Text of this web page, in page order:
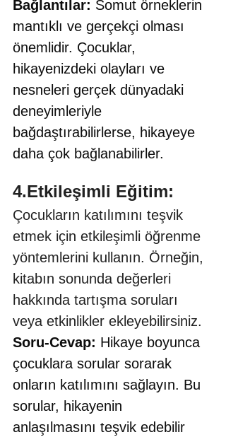
Bağlantılar: Somut örneklerin
mantıklı ve gerçekçi olması
önemlidir. Çocuklar,
hikayenizdeki olayları ve
nesneleri gerçek dünyadaki
deneyimleriyle
bağdaştırabilirlerse, hikayeye
daha çok bağlanabilirler.
4.Etkileşimli Eğitim:
Çocukların katılımını teşvik
etmek için etkileşimli öğrenme
yöntemlerini kullanın. Örneğin,
kitabın sonunda değerleri
hakkında tartışma soruları
veya etkinlikler ekleyebilirsiniz.
Soru-Cevap: Hikaye boyunca
çocuklara sorular sorarak
onların katılımını sağlayın. Bu
sorular, hikayenin
anlaşılmasını teşvik edebilir